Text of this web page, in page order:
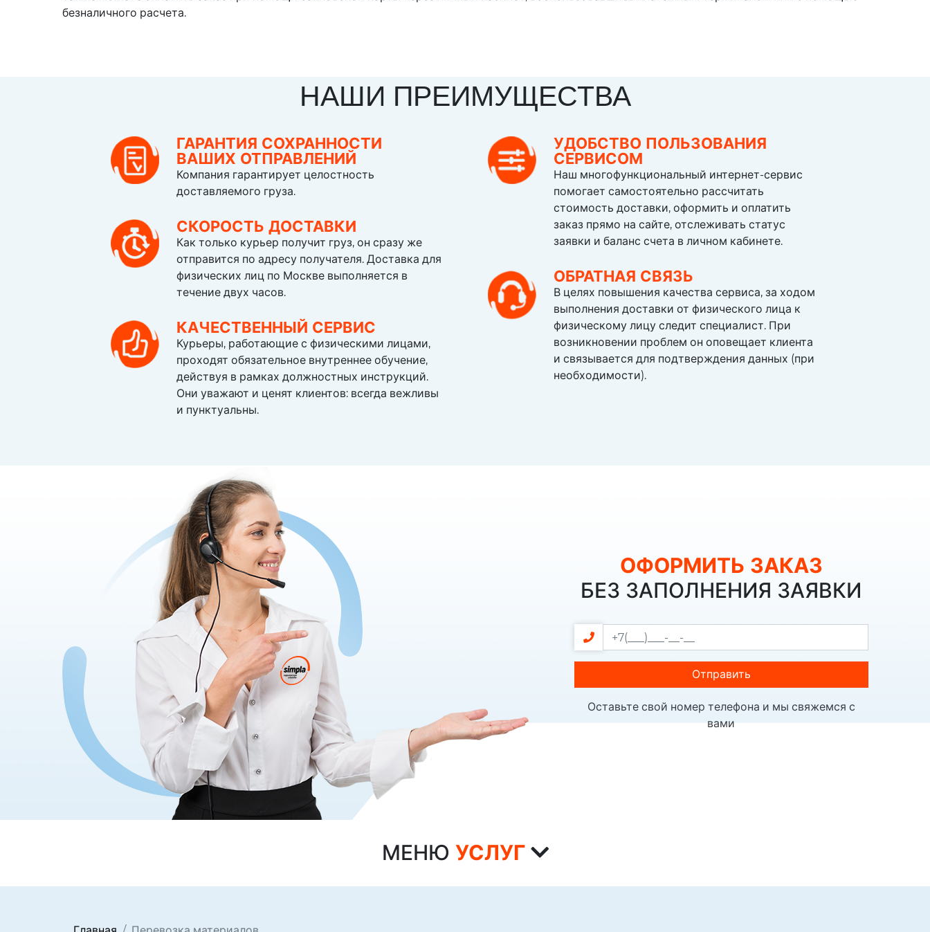
безналичного расчета.
НАШИ ПРЕИМУЩЕСТВА
ГАРАНТИЯ СОХРАННОСТИ
ВАШИХ ОТПРАВЛЕНИЙ
Компания гарантирует целостность
доставляемого груза.
СКОРОСТЬ ДОСТАВКИ
Как только курьер получит груз, он сразу же
отправится по адресу получателя. Доставка для
физических лиц по Москве выполняется в
течение двух часов.
КАЧЕСТВЕННЫЙ СЕРВИС
Курьеры, работающие с физическими лицами,
проходят обязательное внутреннее обучение,
действуя в рамках должностных инструкций.
Они уважают и ценят клиентов: всегда вежливы
и пунктуальны.
УДОБСТВО ПОЛЬЗОВАНИЯ
СЕРВИСОМ
Наш многофункциональный интернет-сервис
помогает самостоятельно рассчитать
стоимость доставки, оформить и оплатить
заказ прямо на сайте, отслеживать статус
заявки и баланс счета в личном кабинете.
ОБРАТНАЯ СВЯЗЬ
В целях повышения качества сервиса, за ходом
выполнения доставки от физического лица к
физическому лицу следит специалист. При
возникновении проблем он оповещает клиента
и связывается для подтверждения данных (при
необходимости).
ОФОРМИТЬ ЗАКАЗ
БЕЗ ЗАПОЛНЕНИЯ ЗАЯВКИ
Отправить
Оставьте свой номер телефона и мы свяжемся с
вами
МЕНЮ УСЛУГ